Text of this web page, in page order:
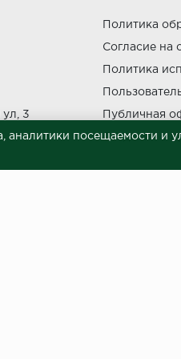
прямых солнечных
3
Политика
Согласие на
Политика
Публичная
Сведения о
посещаемости и